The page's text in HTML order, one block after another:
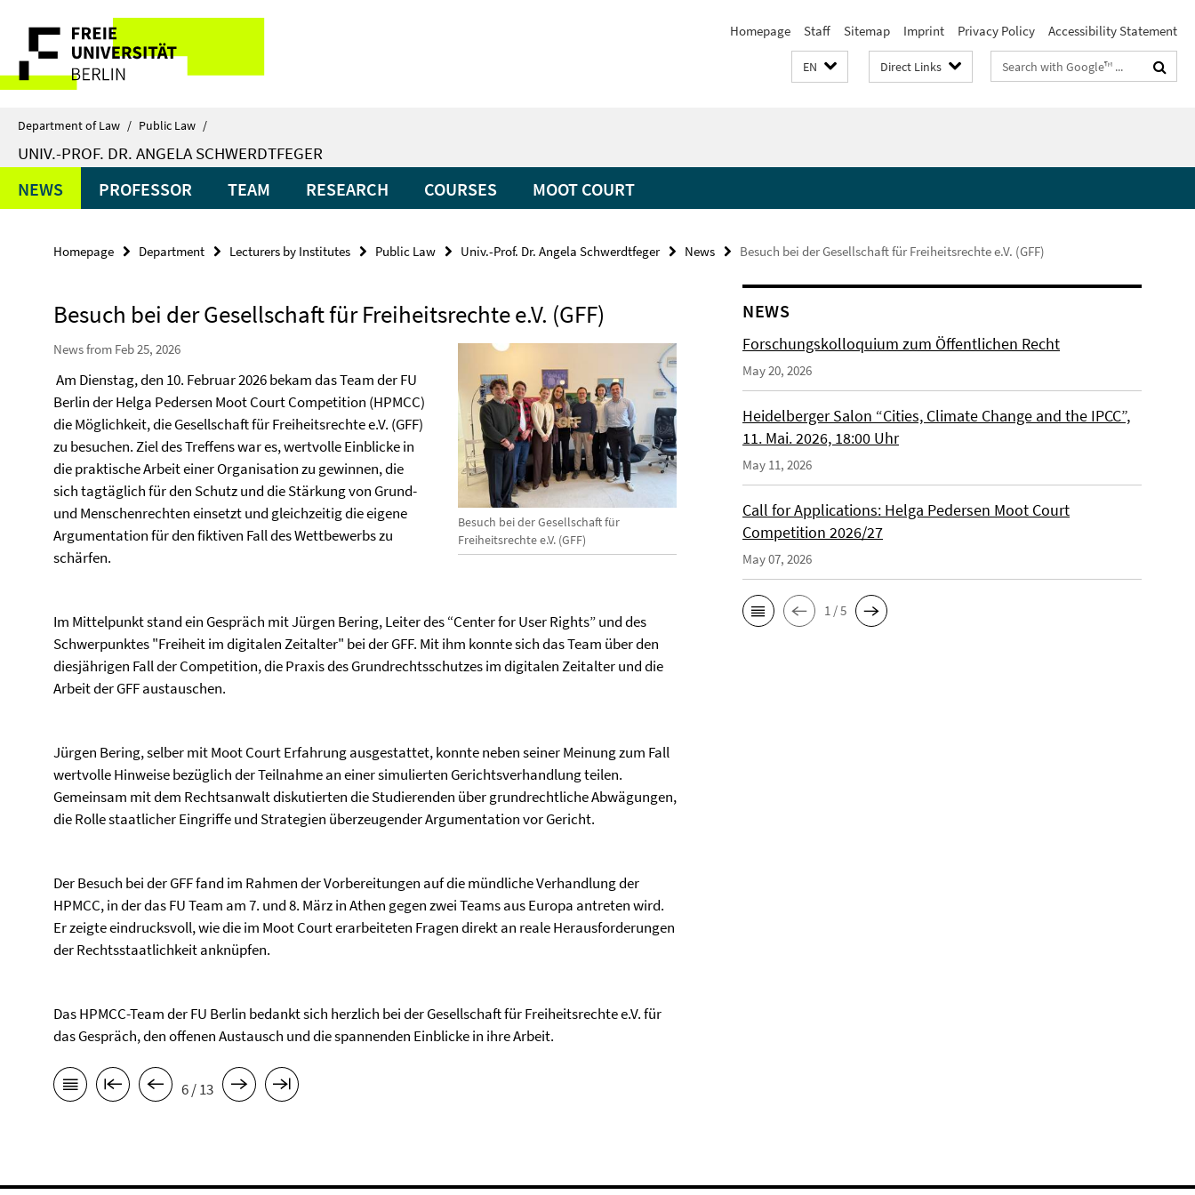
direkt
Inhalt
Service
Navigation
Homepage Staff Sitemap Imprint Privacy Policy Accessibility Statement
EN Direct Links
Search
terms
Department of Law / Public Law /
UNIV.-PROF. DR. ANGELA SCHWERDTFEGER
NEWS PROFESSOR TEAM RESEARCH COURSES MOOT COURT
Homepage Department Lecturers by Institutes Public Law Univ.-Prof. Dr. Angela Schwerdtfeger News Besuch bei der Gesellschaft für Freiheitsrechte e.V. (GFF)
Besuch bei der Gesellschaft für Freiheitsrechte e.V. (GFF)
Besuch bei der Gesellschaft für
Freiheitsrechte e.V. (GFF)
News from Feb 25, 2026
Am Dienstag, den 10. Februar 2026 bekam das Team der FU
Berlin der Helga Pedersen Moot Court Competition (HPMCC)
die Möglichkeit, die Gesellschaft für Freiheitsrechte e.V. (GFF)
zu besuchen. Ziel des Treffens war es, wertvolle Einblicke in
die praktische Arbeit einer Organisation zu gewinnen, die
sich tagtäglich für den Schutz und die Stärkung von Grund-
und Menschenrechten einsetzt und gleichzeitig die eigene
Argumentation für den fiktiven Fall des Wettbewerbs zu
schärfen.
Im Mittelpunkt stand ein Gespräch mit Jürgen Bering, Leiter des “Center for User Rights” und des
Schwerpunktes "Freiheit im digitalen Zeitalter" bei der GFF. Mit ihm konnte sich das Team über den
diesjährigen Fall der Competition, die Praxis des Grundrechtsschutzes im digitalen Zeitalter und die
Arbeit der GFF austauschen.
Jürgen Bering, selber mit Moot Court Erfahrung ausgestattet, konnte neben seiner Meinung zum Fall
wertvolle Hinweise bezüglich der Teilnahme an einer simulierten Gerichtsverhandlung teilen.
Gemeinsam mit dem Rechtsanwalt diskutierten die Studierenden über grundrechtliche Abwägungen,
die Rolle staatlicher Eingriffe und Strategien überzeugender Argumentation vor Gericht.
Der Besuch bei der GFF fand im Rahmen der Vorbereitungen auf die mündliche Verhandlung der
HPMCC, in der das FU Team am 7. und 8. März in Athen gegen zwei Teams aus Europa antreten wird.
Er zeigte eindrucksvoll, wie die im Moot Court erarbeiteten Fragen direkt an reale Herausforderungen
der Rechtsstaatlichkeit anknüpfen.
Das HPMCC-Team der FU Berlin bedankt sich herzlich bei der Gesellschaft für Freiheitsrechte e.V. für
das Gespräch, den offenen Austausch und die spannenden Einblicke in ihre Arbeit.
6 / 13
NEWS
Forschungskolloquium zum Öffentlichen Recht
May 20, 2026
Heidelberger Salon “Cities, Climate Change and the IPCC”,
11. Mai. 2026, 18:00 Uhr
May 11, 2026
Call for Applications: Helga Pedersen Moot Court
Competition 2026/27
May 07, 2026
1 / 5